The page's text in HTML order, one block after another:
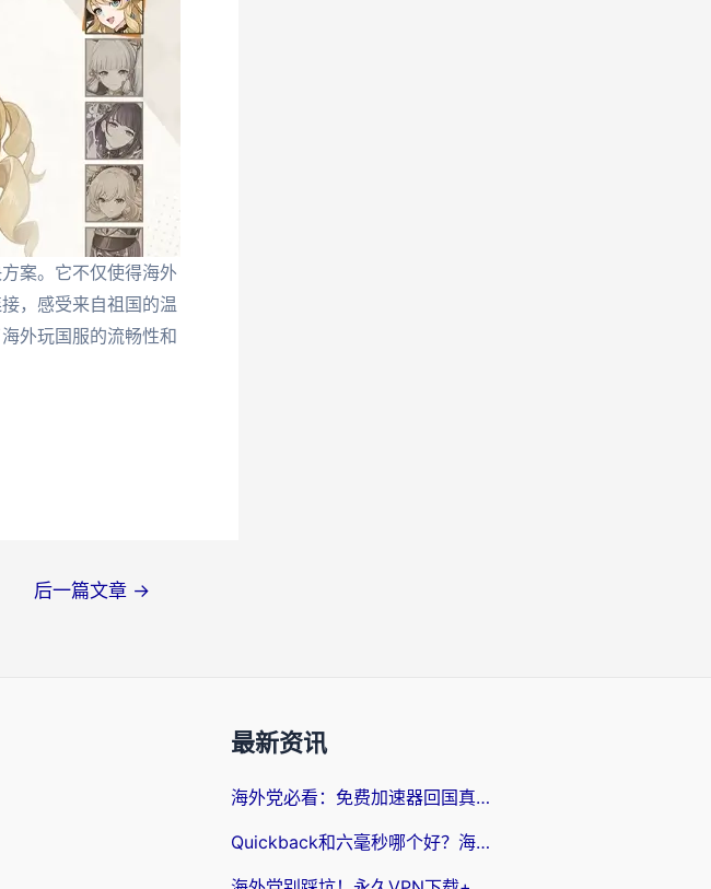
案。它不仅使得海外
，感受来自祖国的温
外玩国服的流畅性和
后一篇文章 →
最新资讯
海外党必看：免费加速器回国真的靠谱吗？3步教你选到好用的归雁替代
Quickback和六毫秒哪个好？海外党亲测：选对回国加速器，无缝刷剧办公不再愁